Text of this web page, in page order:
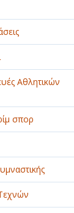
ΚΑΤΑΣΤΗΜΑΤΑ
Αθλητικών
σπορ